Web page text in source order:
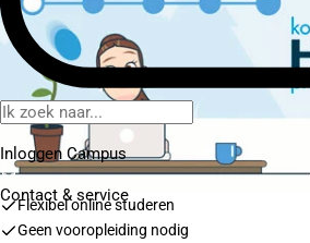
Inloggen Campus
Contact & service
Flexibel online studeren
Geen vooropleiding nodig